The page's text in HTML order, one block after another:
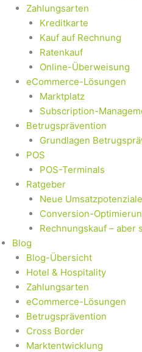
Zahlungsarten
Kreditkarte
Kauf auf Rechnung
Ratenkauf
Online-Überweisung
eCommerce-Lösungen
Marktplatz
Subscription-
Betrugsprävention
Grundlagen
POS
POS-Terminals
Ratgeber
Neue
Conversion-
Rechnungskauf – aber
Blog
Blog-Übersicht
Hotel & Hospitality
Zahlungsarten
eCommerce-Lösungen
Betrugsprävention
Cross Border
Marktentwicklung